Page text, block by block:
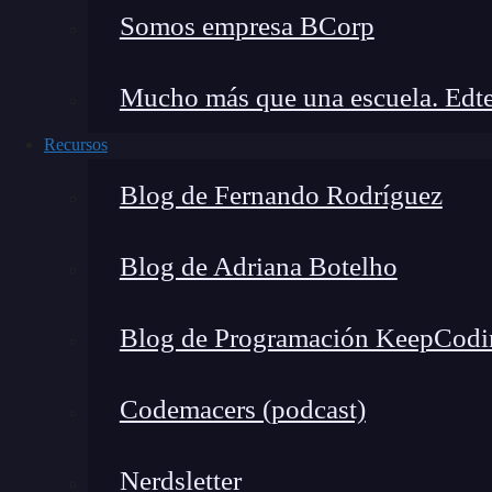
Somos empresa BCorp
Mucho más que una escuela.
Recursos
Blog de Fernando Rodríguez
Blog de Adriana Botelho
Blog de Programación
Codemacers (podcast)
Nerdsletter